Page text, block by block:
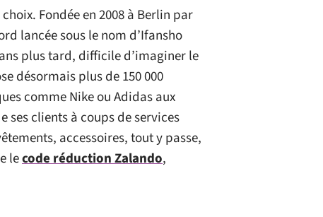
Fondée en 2008 à Berlin par
lancée sous le nom d’Ifansho
plus tard, difficile d’imaginer le
désormais plus de 150 000
comme Nike ou Adidas aux
ses clients à coups de services
accessoires, tout y passe,
lecode réduction Zalando,